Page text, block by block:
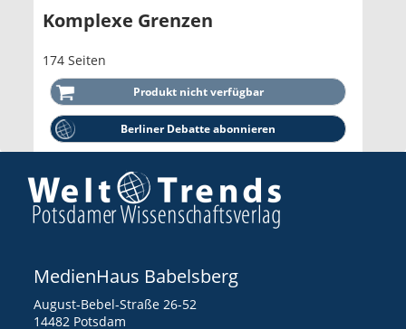
Komplexe Grenzen
174 Seiten
Berliner Debatte abonnieren
MedienHaus Babelsberg
August-Bebel-Straße 26-52
14482 Potsdam